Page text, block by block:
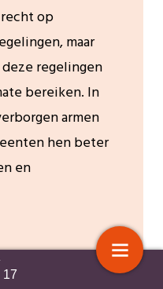
17
op
maar
regelingen
bereiken. In
armen
hen beter
en